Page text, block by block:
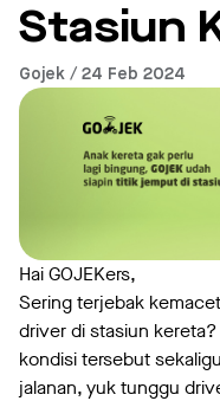
Stasiun
Gojek / 24 Feb 2024
Hai GOJEKers,
Sering terjebak
driver di stasiun
kondisi tersebut
jalanan, yuk tunggu